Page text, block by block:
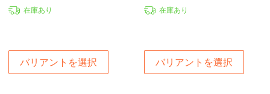
在庫あり
バリアントを選択
在庫あり
バリアントを選択